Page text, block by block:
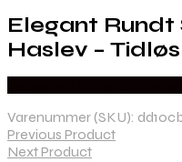
Elegant Rundt
Haslev –
Varenummer (SKU):
Previous Product
Next Product